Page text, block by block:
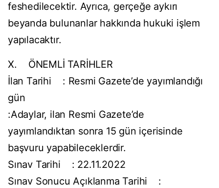
feshedilecektir. Ayrıca, gerçeğe aykırı
beyanda bulunanlar hakkında hukuki işlem
yapılacaktır.
X. ÖNEMLİ TARİHLER
İlan Tarihi : Resmi Gazete’de yayımlandığı
gün
:Adaylar, ilan Resmi Gazete’de
yayımlandıktan sonra 15 gün içerisinde
başvuru yapabileceklerdir.
Sınav Tarihi : 22.11.2022
Sınav Sonucu Açıklanma Tarihi :